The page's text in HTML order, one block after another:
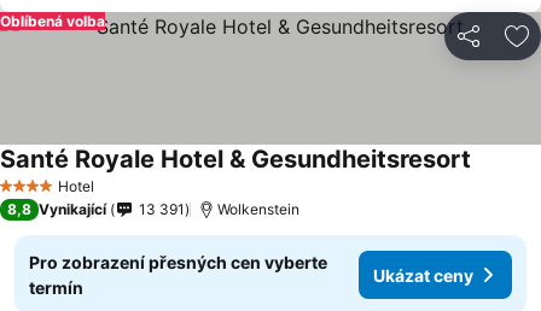
Sdílet
Oblíbená volba
4 Počet hvězdiček
Hotel
Santé Royale Hotel & Gesundheitsresort
8,8 Vynikající 13 391 Wolkenstein
Pro zobrazení přesných cen vyberte
termín
Ukázat ceny